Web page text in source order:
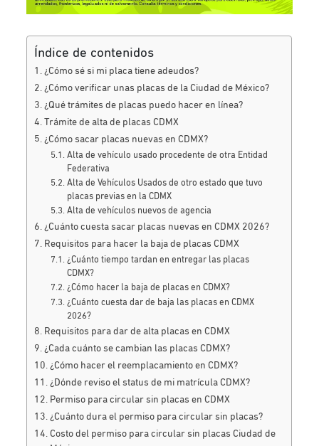
Índice de contenidos
¿Cómo sé si mi placa tiene adeudos?
¿Cómo verificar unas placas de la Ciudad de México?
¿Qué trámites de placas puedo hacer en línea?
Trámite de alta de placas CDMX
¿Cómo sacar placas nuevas en CDMX?
Alta de vehículo usado procedente de otra Entidad
Federativa
Alta de Vehículos Usados de otro estado que tuvo
placas previas en la CDMX
Alta de vehículos nuevos de agencia
¿Cuánto cuesta sacar placas nuevas en CDMX 2026?
Requisitos para hacer la baja de placas CDMX
¿Cuánto tiempo tardan en entregar las placas
CDMX?
¿Cómo hacer la baja de placas en CDMX?
¿Cuánto cuesta dar de baja las placas en CDMX
2026?
Requisitos para dar de alta placas en CDMX
¿Cada cuánto se cambian las placas CDMX?
¿Cómo hacer el reemplacamiento en CDMX?
¿Dónde reviso el status de mi matrícula CDMX?
Permiso para circular sin placas en CDMX
¿Cuánto dura el permiso para circular sin placas?
Costo del permiso para circular sin placas Ciudad de